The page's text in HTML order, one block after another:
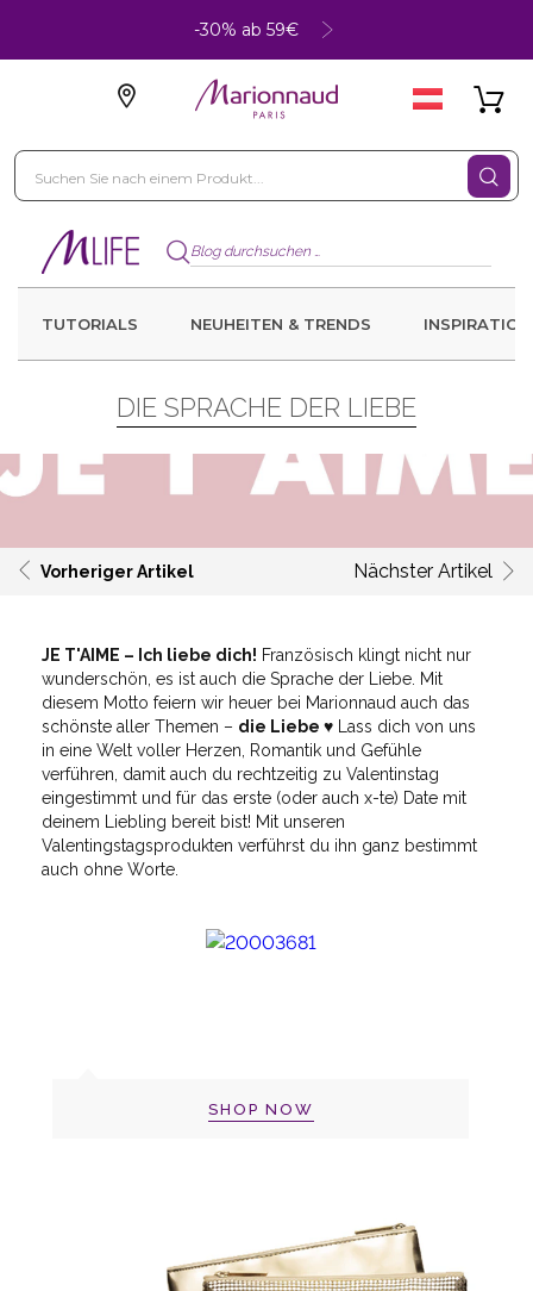
-30% ab 59€
TUTORIALS NEUHEITEN & TRENDS INSPIRATION
DIE SPRACHE DER LIEBE
Vorheriger Artikel Nächster Artikel
JE T'AIME – Ich liebe dich! Französisch klingt nicht nur
wunderschön, es ist auch die Sprache der Liebe. Mit
diesem Motto feiern wir heuer bei Marionnaud auch das
schönste aller Themen – die Liebe ♥ Lass dich von uns
in eine Welt voller Herzen, Romantik und Gefühle
verführen, damit auch du rechtzeitig zu Valentinstag
eingestimmt und für das erste (oder auch x-te) Date mit
deinem Liebling bereit bist! Mit unseren
Valentingstagsprodukten verführst du ihn ganz bestimmt
auch ohne Worte.
SHOP NOW